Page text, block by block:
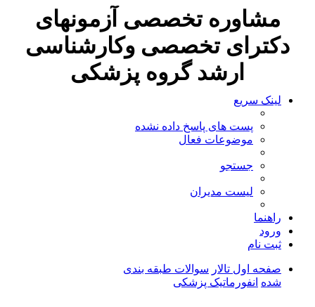
مشاوره تخصصی آزمونهای
دکترای تخصصی وکارشناسی
ارشد گروه پزشکی
لینک سریع
پست های پاسخ داده نشده
موضوعات فعال
جستجو
لیست مدیران
راهنما
ورود
ثبت نام
صفحه اول تالار سوالات طبقه بندی
شده انفورماتیک پزشکی